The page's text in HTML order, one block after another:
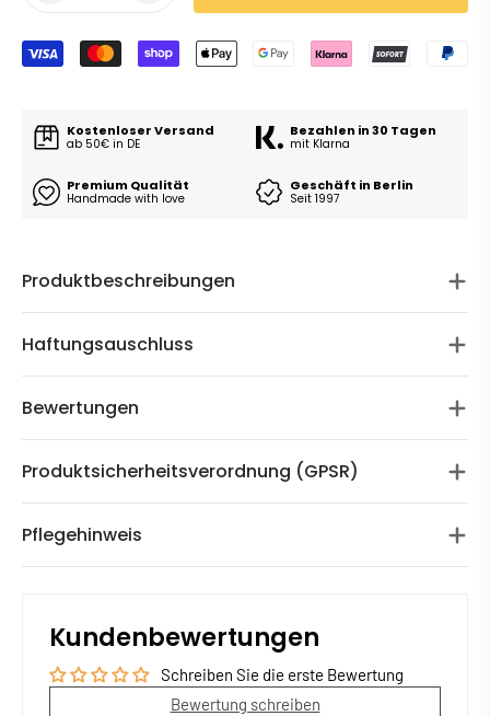
Kostenloser Versand
ab 50€ in DE
Bezahlen in 30 Tagen
mit Klarna
Premium Qualität
Handmade with love
Geschäft in Berlin
Seit 1997
Produktbeschreibungen
Haftungsauschluss
Bewertungen
Produktsicherheitsverordnung (GPSR)
Pflegehinweis
Kundenbewertungen
Schreiben Sie die erste Bewertung
Bewertung schreiben